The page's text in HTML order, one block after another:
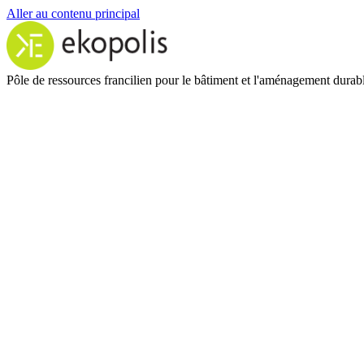
Aller au contenu principal
Pôle de ressources francilien pour le bâtiment et l'aménagement